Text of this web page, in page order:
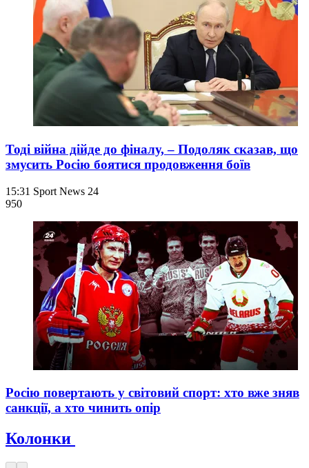
Тоді війна дійде до фіналу, – Подоляк сказав, що
змусить Росію боятися продовження боїв
15:31 Sport News 24
950
Росію повертають у світовий спорт: хто вже зняв
санкції, а хто чинить опір
Колонки